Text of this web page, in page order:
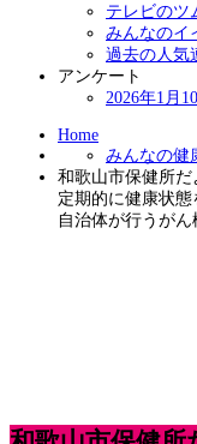
テレビのツ
みんなのイ
過去の人気
アンケート
2026年1月
Home
みんなの健
和歌山市保健所だ
定期的に健康状態
自治体が行うが